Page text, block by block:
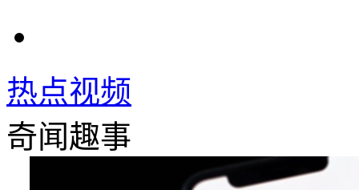
热点视频
奇闻趣事